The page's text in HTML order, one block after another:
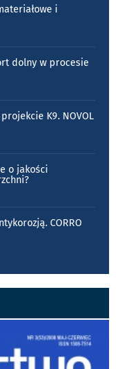
i
dolny w procesie
K9. NOVOL
o jakości
CORRO